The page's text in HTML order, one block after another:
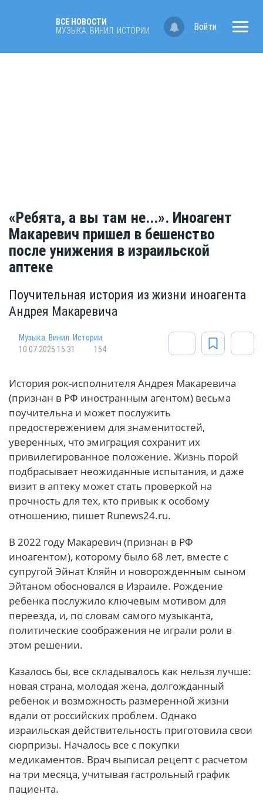
ВСЕ НОВОСТИ
МУЗЫКА. ВИНИЛ. ИСТОРИИ
Войти
«Ребята, а вы там не...». Иноагент
Макаревич пришел в бешенство
после унижения в израильской
аптеке
Поучительная история из жизни иноагента
Андрея Макаревича
Музыка. Винил. Истории
10.07.2025 15:31
154
История рок-исполнителя Андрея Макаревича
(признан в РФ иностранным агентом) весьма
поучительна и может послужить
предостережением для знаменитостей,
уверенных, что эмиграция сохранит их
привилегированное положение. Жизнь порой
подбрасывает неожиданные испытания, и даже
визит в аптеку может стать проверкой на
прочность для тех, кто привык к особому
отношению, пишет Runews24.ru.
В 2022 году Макаревич (признан в РФ
иноагентом), которому было 68 лет, вместе с
супругой Эйнат Кляйн и новорожденным сыном
Эйтаном обосновался в Израиле. Рождение
ребенка послужило ключевым мотивом для
переезда, и, по словам самого музыканта,
политические соображения не играли роли в
этом решении.
Казалось бы, все складывалось как нельзя лучше:
новая страна, молодая жена, долгожданный
ребенок и возможность размеренной жизни
вдали от российских проблем. Однако
израильская действительность приготовила свои
сюрпризы. Началось все с покупки
медикаментов. Врач выписал рецепт с расчетом
на три месяца, учитывая гастрольный график
пациента.